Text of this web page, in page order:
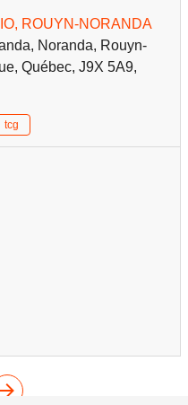
ROUYN-NORANDA
Noranda, Rouyn-
Québec, J9X 5A9,
tcg